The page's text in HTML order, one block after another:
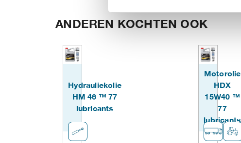
ANDEREN KOCHTEN OOK
Hydrauliekolie
HM 46 ™ 77
lubricants
Motorolie
HDX
15W40 ™
77
lubricants